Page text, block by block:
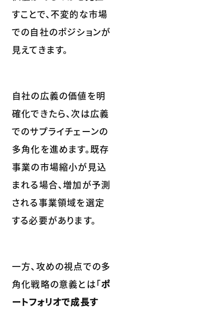
すことで、不変的な市場
での自社のポジションが
見えてきます。
自社の広義の価値を明
確化できたら、次は広義
でのサプライチェーンの
多角化を進めます。既存
事業の市場縮小が見込
まれる場合、増加が予測
される事業領域を選定
する必要があります。
一方、攻めの視点での多
角化戦略の意義とは「ポ
ートフォリオで成長す